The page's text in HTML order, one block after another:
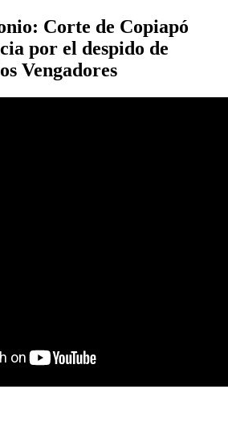
Corte de Copiapó
por el despido de
Vengadores